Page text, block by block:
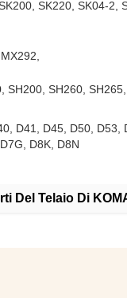
SK220, SK04-2,
SH200, SH260,
D41, D45, D50,
D8K, D8N
Del Telaio Di